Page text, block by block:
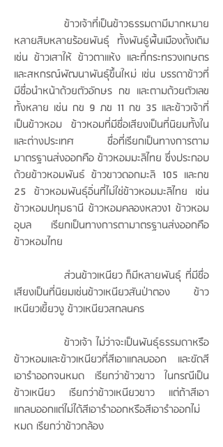
ข้าวเจ้าที่เป็นข้าวธรรมดามีมากหมาย
หลายสิบหลายร้อยพันธ์ุ ทั้งพันธ์ูพื้นเมืองดั้งเดิม
เช่น ข้าวเสาให้ ข้าวตาแห้ง และที่กระทรวงเกษตร
และสหกรณ์พัฒนาพันธ์ุขึ้นใหม่ เช่น บรรดาข้าวที่
มีชื่อนำหน้าด้วยตัวอักษร กข และตามด้วยตัวเลข
ทั้งหลาย เช่น กข 9 ภข 11 กข 35 และข้าวเจ้าที่
เป็นข้าวหอม ข้าวหอมที่มีชื่อเสียงเป็นที่นิยมทั้งใน
และต่างประเทศ ชื่อที่เรียกเป็นทางการตาม
มาตรฐานส่งออกคือ ข้าวหอมมะลิไทย ซึ่งประกอบ
ด้วยข้าวหอมพันธ์ ข้าวขาวดอกมะลิ 105 และกข
25 ข้าวหอมพันธ์ุอิ่นที่ไม่ใช่ข้าวหอมมะลิไทย เช่น
ข้าวหอมปทุมธานี ข้าวหอมคลองหลวง1 ข้าวหอม
อุบล เรียกเป็นทางการตามาตรฐานส่งออกคือ
ข้าวหอมไทย
ส่วนข้าวเหนียว ก็มีหลายพันธ์ุ ที่มีชื่อ
เสียงเป็นที่นิยมเช่นข้าวเหนียวสันป่าตอง ข้าว
เหนียวเขี้ยวงู ข้าวเหนียวสกลนคร
ข้าวเจ้า ไม่ว่าจะเป็นพันธ์ุธรรมดาหรือ
ข้าวหอมและข้าวเหนียวที่สีเอาแกลบออก และขัดสี
เอารำออกจนหมด เรียกว่าข้าวขาว ในกรณีเป็น
ข้าวเหนียว เรียกว่าข้าวเหนียวขาว แต่ถ้าสีเอา
แกลบออกแต่ไม่ได้สีเอารำออกหรือสีเอารำออกไม่
หมด เรียกว่าข้าวกล้อง